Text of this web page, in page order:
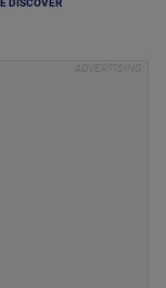
DISCOVER